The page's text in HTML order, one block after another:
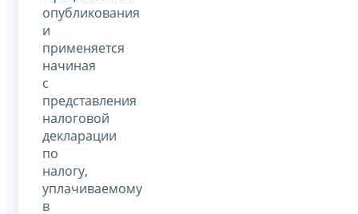
опубликования
и
применяется
начиная
с
представления
налоговой
декларации
по
налогу,
уплачиваемому
в